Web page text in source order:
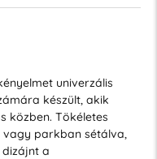
univerzális
készült, akik
közben. Tökéletes
parkban sétálva,
a